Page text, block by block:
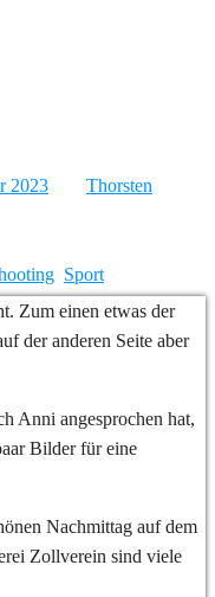
2023
Thorsten
Sport
Zum einen etwas der
der anderen Seite aber
Anni angesprochen hat,
Bilder für eine
Nachmittag auf dem
Zollverein sind viele